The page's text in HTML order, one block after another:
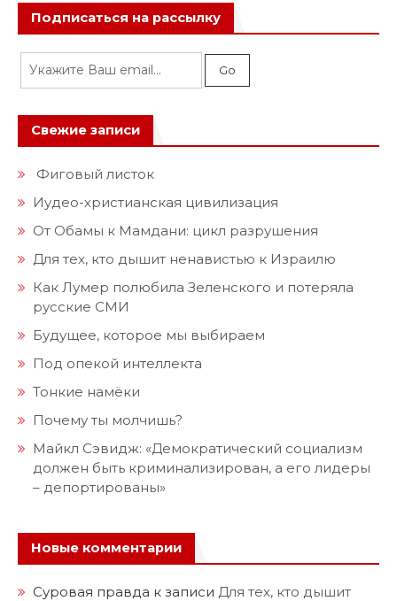
Подписаться на рассылку
Свежие записи
Фиговый листок
Иудео-христианская цивилизация
От Обамы к Мамдани: цикл разрушения
Для тех, кто дышит ненавистью к Израилю
Как Лумер полюбила Зеленского и потеряла
русские СМИ
Будущее, которое мы выбираем
Под опекой интеллекта
Тонкие намёки
Почему ты молчишь?
Майкл Сэвидж: «Демократический социализм
должен быть криминализирован, а его лидеры
– депортированы»
Новые комментарии
Суровая правда к записи Для тех, кто дышит